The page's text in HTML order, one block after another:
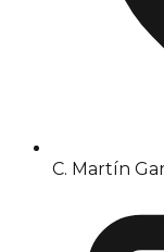
C. Martín